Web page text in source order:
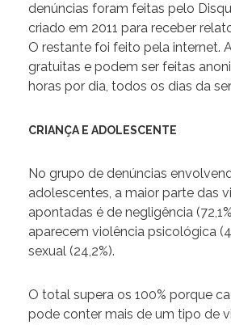
denúncias foram feitas pelo
criado em 2011 para receber
O restante foi feito pela internet.
gratuitas e podem ser feitas
horas por dia, todos os dias da
CRIANÇA E ADOLESCENTE
No grupo de denúncias
adolescentes, a maior parte das
apontadas é de negligência
aparecem violência psicológica
sexual (24,2%).
O total supera os 100% porque
pode conter mais de um tipo de